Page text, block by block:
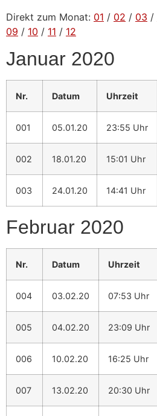
Direkt zum Monat: 01 / 02 / 03 /
09 / 10 / 11 / 12
Januar 2020
Nr. Datum Uhrzeit
001 05.01.20 23:55 Uhr
002 18.01.20 15:01 Uhr
003 24.01.20 14:41 Uhr
Februar 2020
Nr. Datum Uhrzeit
004 03.02.20 07:53 Uhr
005 04.02.20 23:09 Uhr
006 10.02.20 16:25 Uhr
007 13.02.20 20:30 Uhr